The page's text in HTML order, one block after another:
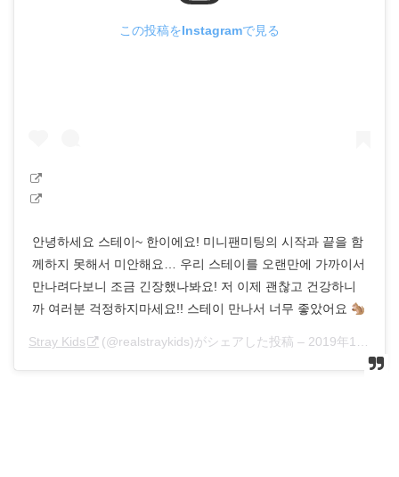
この投稿をInstagramで見る
안녕하세요 스테이~ 한이에요! 미니팬미팅의 시작과 끝을 함
께하지 못해서 미안해요… 우리 스테이를 오랜만에 가까이서
만나려다보니 조금 긴장했나봐요! 저 이제 괜찮고 건강하니
까 여러분 걱정하지마세요!! 스테이 만나서 너무 좋았어요
Stray Kids (@realstraykids)がシェアした投稿 – 2019年12月月14日午前4時22分PST